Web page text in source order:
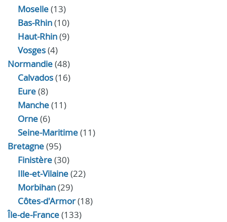
Moselle(13)
Bas-Rhin(10)
Haut-Rhin(9)
Vosges(4)
Normandie(48)
Calvados(16)
Eure(8)
Manche(11)
Orne(6)
Seine-Maritime(11)
Bretagne(95)
Finistère(30)
Ille-et-Vilaine(22)
Morbihan(29)
Côtes-d'Armor(18)
Île-de-France(133)